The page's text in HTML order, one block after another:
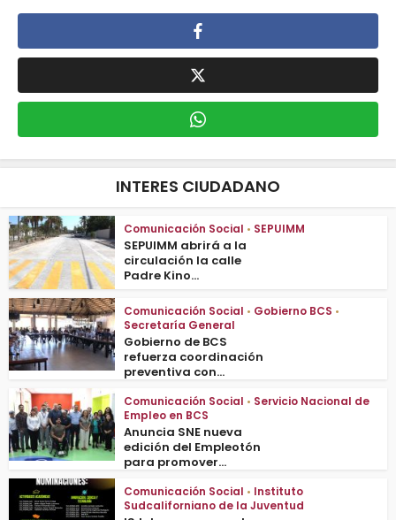
INTERES CIUDADANO
Comunicación Social • SEPUIMM
SEPUIMM abrirá a la
circulación la calle
Padre Kino...
Comunicación Social • Gobierno BCS •
Secretaría General
Gobierno de BCS
refuerza coordinación
preventiva con...
Comunicación Social • Servicio Nacional de
Empleo en BCS
Anuncia SNE nueva
edición del Empleotón
para promover...
Comunicación Social • Instituto
Sudcaliforniano de la Juventud